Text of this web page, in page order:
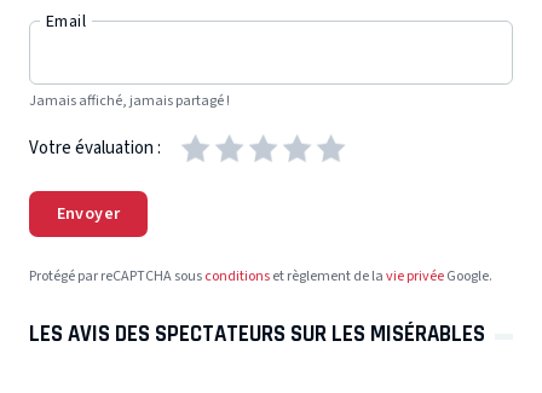
Email
Jamais affiché, jamais partagé !
Votre évaluation :
Envoyer
Protégé par reCAPTCHA sousconditionset règlement de lavie privéeGoogle.
LES AVIS DES SPECTATEURS SUR LES MISÉRABLES